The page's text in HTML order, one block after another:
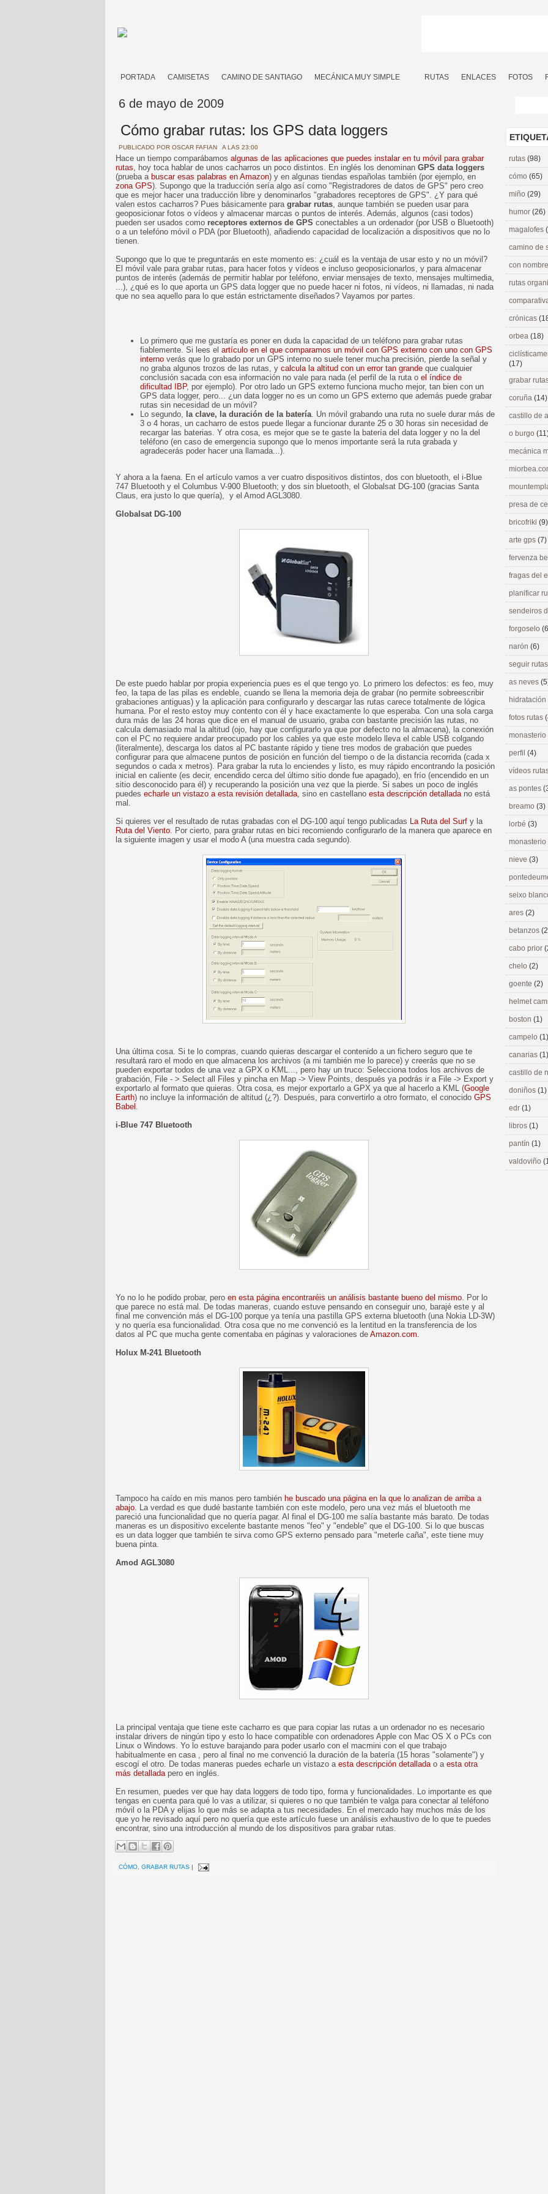
PORTADA CAMISETAS CAMINO DE SANTIAGO MECÁNICA MUY SIMPLE RUTAS ENLACES FOTOS
6 de mayo de 2009
Cómo grabar rutas: los GPS data loggers
PUBLICADO POR OSCAR FAFIAN A LAS 23:00
Hace un tiempo comparábamos algunas de las aplicaciones que puedes instalar en tu móvil para grabar
rutas, hoy toca hablar de unos cacharros un poco distintos. En inglés los denominan GPS data loggers
(prueba a buscar esas palabras en Amazon) y en algunas tiendas españolas también (por ejemplo, en
zona GPS). Supongo que la traducción sería algo así como "Registradores de datos de GPS" pero creo
que es mejor hacer una traducción libre y denominarlos "grabadores receptores de GPS". ¿Y para qué
valen estos cacharros? Pues básicamente para grabar rutas, aunque también se pueden usar para
geoposicionar fotos o vídeos y almacenar marcas o puntos de interés. Además, algunos (casi todos)
pueden ser usados como receptores externos de GPS conectables a un ordenador (por USB o Bluetooth)
o a un telefóno móvil o PDA (por Bluetooth), añadiendo capacidad de localización a dispositivos que no lo
tienen.
Supongo que lo que te preguntarás en este momento es: ¿cuál es la ventaja de usar esto y no un móvil?
El móvil vale para grabar rutas, para hacer fotos y vídeos e incluso geoposicionarlos, y para almacenar
puntos de interés (además de permitir hablar por teléfono, enviar mensajes de texto, mensajes multimedia,
...), ¿qué es lo que aporta un GPS data logger que no puede hacer ni fotos, ni vídeos, ni llamadas, ni nada
que no sea aquello para lo que están estrictamente diseñados? Vayamos por partes.
Lo primero que me gustaría es poner en duda la capacidad de un teléfono para grabar rutas
fiablemente. Si lees el artículo en el que comparamos un móvil con GPS externo con uno con GPS
interno verás que lo grabado por un GPS interno no suele tener mucha precisión, pierde la señal y
no graba algunos trozos de las rutas, y calcula la altitud con un error tan grande que cualquier
conclusión sacada con esa información no vale para nada (el perfil de la ruta o el índice de
dificultad IBP, por ejemplo). Por otro lado un GPS externo funciona mucho mejor, tan bien con un
GPS data logger, pero... ¿un data logger no es un como un GPS externo que además puede grabar
rutas sin necesidad de un móvil?
Lo segundo, la clave, la duración de la batería. Un móvil grabando una ruta no suele durar más de
3 o 4 horas, un cacharro de estos puede llegar a funcionar durante 25 o 30 horas sin necesidad de
recargar las baterias. Y otra cosa, es mejor que se te gaste la batería del data logger y no la del
teléfono (en caso de emergencia supongo que lo menos importante será la ruta grabada y
agradecerás poder hacer una llamada...).
Y ahora a la faena. En el artículo vamos a ver cuatro dispositivos distintos, dos con bluetooth, el i-Blue
747 Bluetooth y el Columbus V-900 Bluetooth; y dos sin bluetooth, el Globalsat DG-100 (gracias Santa
Claus, era justo lo que quería), y el Amod AGL3080.
Globalsat DG-100
De este puedo hablar por propia experiencia pues es el que tengo yo. Lo primero los defectos: es feo, muy
feo, la tapa de las pilas es endeble, cuando se llena la memoria deja de grabar (no permite sobreescribir
grabaciones antiguas) y la aplicación para configurarlo y descargar las rutas carece totalmente de lógica
humana. Por el resto estoy muy contento con él y hace exactamente lo que esperaba. Con una sola carga
dura más de las 24 horas que dice en el manual de usuario, graba con bastante precisión las rutas, no
calcula demasiado mal la altitud (ojo, hay que configurarlo ya que por defecto no la almacena), la conexión
con el PC no requiere andar preocupado por los cables ya que este modelo lleva el cable USB colgando
(literalmente), descarga los datos al PC bastante rápido y tiene tres modos de grabación que puedes
configurar para que almacene puntos de posición en función del tiempo o de la distancia recorrida (cada x
segundos o cada x metros). Para grabar la ruta lo enciendes y listo, es muy rápido encontrando la posición
inicial en caliente (es decir, encendido cerca del último sitio donde fue apagado), en frío (encendido en un
sitio desconocido para él) y recuperando la posición una vez que la pierde. Si sabes un poco de inglés
puedes echarle un vistazo a esta revisión detallada, sino en castellano esta descripción detalladano está
mal.
Si quieres ver el resultado de rutas grabadas con el DG-100 aquí tengo publicadas La Ruta del Surf y la
Ruta del Viento. Por cierto, para grabar rutas en bici recomiendo configurarlo de la manera que aparece en
la siguiente imagen y usar el modo A (una muestra cada segundo).
Una última cosa. Si te lo compras, cuando quieras descargar el contenido a un fichero seguro que te
resultará raro el modo en que almacena los archivos (a mi también me lo parece) y creerás que no se
pueden exportar todos de una vez a GPX o KML..., pero hay un truco: Selecciona todos los archivos de
grabación, File - > Select all Files y pincha en Map -> View Points, después ya podrás ir a File -> Export y
exportarlo al formato que quieras. Otra cosa, es mejor exportarlo a GPX ya que al hacerlo a KML (Google
Earth) no incluye la información de altitud (¿?). Después, para convertirlo a otro formato, el conocido GPS
Babel .
i-Blue 747 Bluetooth
Yo no lo he podido probar, pero en esta página encontraréis un análisis bastante bueno del mismo. Por lo
que parece no está mal. De todas maneras, cuando estuve pensando en conseguir uno, barajé este y al
final me convención más el DG-100 porque ya tenía una pastilla GPS externa bluetooth (una Nokia LD-3W)
y no quería esa funcionalidad. Otra cosa que no me convenció es la lentitud en la transferencia de los
datos al PC que mucha gente comentaba en páginas y valoraciones de Amazon.com.
Holux M-241 Bluetooth
Tampoco ha caído en mis manos pero también he buscado una página en la que lo analizan de arriba a
abajo. La verdad es que dudé bastante también con este modelo, pero una vez más el bluetooth me
pareció una funcionalidad que no quería pagar. Al final el DG-100 me salía bastante más barato. De todas
maneras es un dispositivo excelente bastante menos "feo" y "endeble" que el DG-100. Si lo que buscas
es un data logger que también te sirva como GPS externo pensado para "meterle caña", este tiene muy
buena pinta.
Amod AGL3080
La principal ventaja que tiene este cacharro es que para copiar las rutas a un ordenador no es necesario
instalar drivers de ningún tipo y esto lo hace compatible con ordenadores Apple con Mac OS X o PCs con
Linux o Windows. Yo lo estuve barajando para poder usarlo con el macmini con el que trabajo
habitualmente en casa , pero al final no me convenció la duración de la batería (15 horas "solamente") y
escogí el otro. De todas maneras puedes echarle un vistazo a esta descripción detalladao a esta otra
más detalladapero en inglés.
En resumen, puedes ver que hay data loggers de todo tipo, forma y funcionalidades. Lo importante es que
tengas en cuenta para qué lo vas a utilizar, si quieres o no que también te valga para conectar al teléfono
móvil o la PDA y elijas lo que más se adapta a tus necesidades. En el mercado hay muchos más de los
que yo he revisado aquí pero no quería que este artículo fuese un análisis exhaustivo de lo que te puedes
encontrar, sino una introducción al mundo de los dispositivos para grabar rutas.
CÓMO GRABAR RUTAS |
rutas (98)
cómo (65)
miño (29)
humor (26)
magalofes
camino de
con
rutas
crónicas
orbea (18)
(17)
grabar
coruña (14)
castillo de
o burgo
mecánica
presa de
bricofriki (9)
arte gps (7)
fervenza
fragas del
planificar
sendeiros
forgoselo
narón (6)
seguir
as neves
hidratación
fotos rutas
perfil (4)
vídeos
as pontes
breamo (3)
lorbé (3)
nieve (3)
seixo
ares (2)
betanzos
cabo prior
chelo (2)
goente (2)
helmet
boston (1)
campelo (1)
canarias (1)
castillo de
doniños (1)
edr (1)
libros (1)
pantín (1)
valdoviño